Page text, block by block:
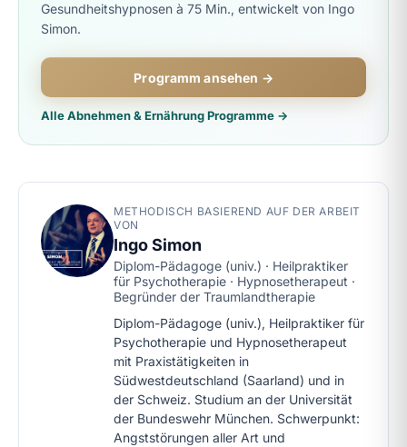
Gesundheitshypnosen à 75 Min., entwickelt von Ingo
Simon.
Programm ansehen →
Alle Abnehmen & Ernährung Programme →
METHODISCH BASIEREND AUF DER ARBEIT
VON
Ingo Simon
Diplom-Pädagoge (univ.) · Heilpraktiker
für Psychotherapie · Hypnosetherapeut ·
Begründer der Traumlandtherapie
Diplom-Pädagoge (univ.), Heilpraktiker für
Psychotherapie und Hypnosetherapeut
mit Praxistätigkeiten in
Südwestdeutschland (Saarland) und in
der Schweiz. Studium an der Universität
der Bundeswehr München. Schwerpunkt:
Angststörungen aller Art und